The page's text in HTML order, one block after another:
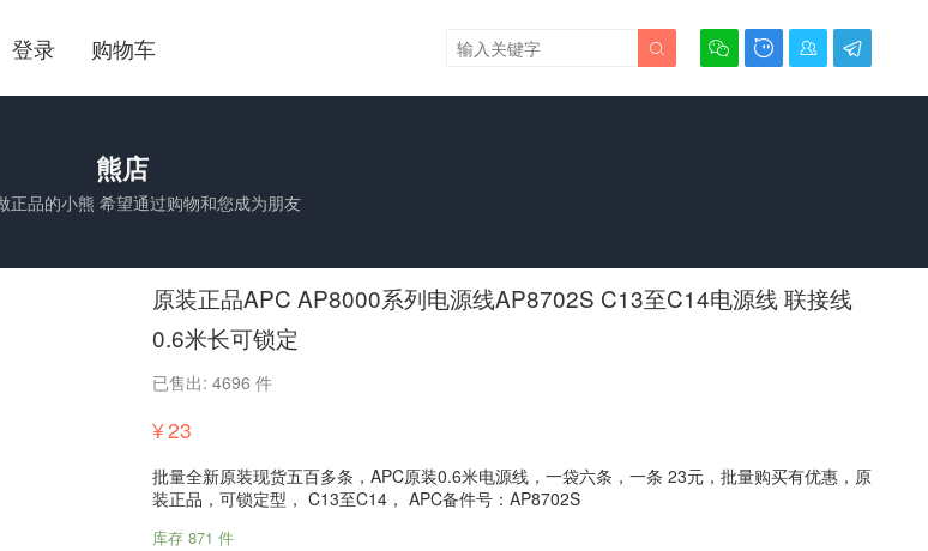
登录 购物车    

熊店
正品的小熊 希望通过购物和您成为朋友
原装正品APC AP8000系列电源线AP8702S C13至C14电源线 联接线
0.6米长可锁定
已售出: 4696 件
¥23
批量全新原装现货五百多条，APC原装0.6米电源线，一袋六条，一条 23元，批量购买有优惠，原
装正品，可锁定型， C13至C14， APC备件号：AP8702S
库存 871 件